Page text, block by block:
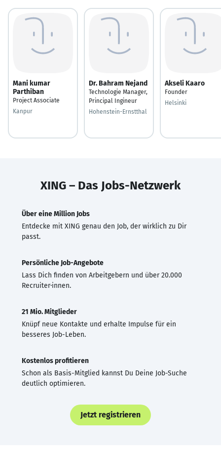
Mani kumar
Parthiban
Project Associate
Kanpur
Dr. Bahram Nejand
Technologie Manager,
Principal Ingineur
Hohenstein-Ernstthal
Akseli Kaaro
Founder
Helsinki
XING – Das Jobs-Netzwerk
Über eine Million Jobs
Entdecke mit XING genau den Job, der wirklich zu Dir
passt.
Persönliche Job-Angebote
Lass Dich finden von Arbeitgebern und über 20.000
Recruiter·innen.
21 Mio. Mitglieder
Knüpf neue Kontakte und erhalte Impulse für ein
besseres Job-Leben.
Kostenlos profitieren
Schon als Basis-Mitglied kannst Du Deine Job-Suche
deutlich optimieren.
Jetzt registrieren